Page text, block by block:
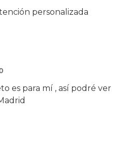
personalizada
es para mí , así podré ver